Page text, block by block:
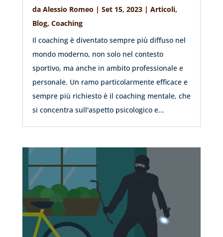
da Alessio Romeo | Set 15, 2023| Articoli,
Blog, Coaching
Il coaching è diventato sempre più diffuso nel
mondo moderno, non solo nel contesto
sportivo, ma anche in ambito professionale e
personale. Un ramo particolarmente efficace e
sempre più richiesto è il coaching mentale, che
si concentra sull'aspetto psicologico e...